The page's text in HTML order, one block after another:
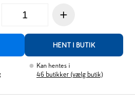
+
HENT I BUTIK
Kan hentes i
46 butikker (vælg butik)